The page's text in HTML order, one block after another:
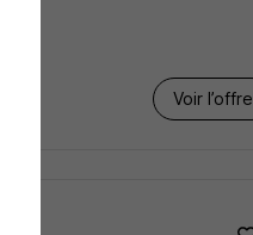
Voir l’offre